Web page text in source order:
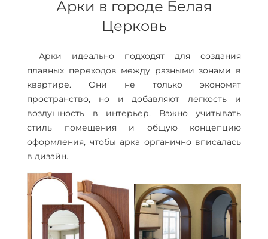
Арки в городе Белая
Церковь
Арки идеально подходят для создания
плавных переходов между разными зонами в
квартире. Они не только экономят
пространство, но и добавляют легкость и
воздушность в интерьер. Важно учитывать
стиль помещения и общую концепцию
оформления, чтобы арка органично вписалась
в дизайн.